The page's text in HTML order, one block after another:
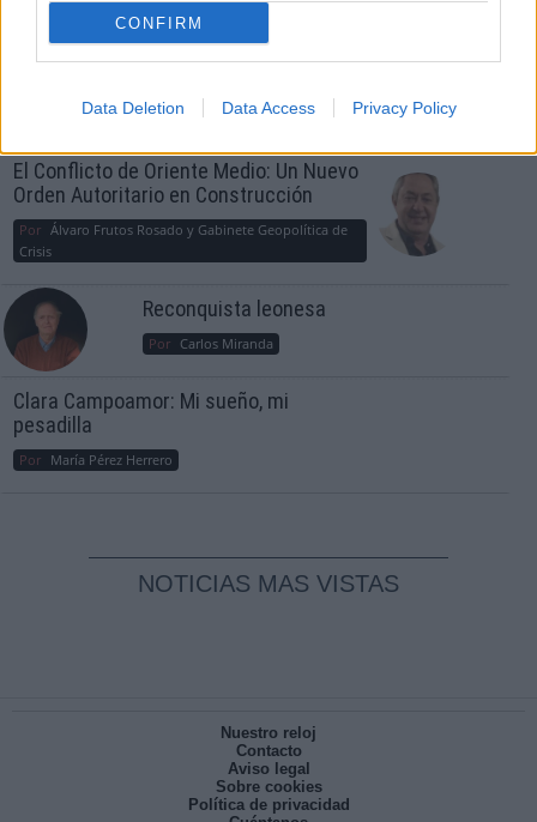
CONFIRM
Data Deletion Data Access Privacy Policy
María Comesaña
Por Juan Manuel Beltrán
El Conflicto de Oriente Medio: Un Nuevo
Orden Autoritario en Construcción
Por Álvaro Frutos Rosado y Gabinete Geopolítica de
Crisis
Reconquista leonesa
Por Carlos Miranda
Clara Campoamor: Mi sueño, mi
pesadilla
Por María Pérez Herrero
NOTICIAS MAS VISTAS
Nuestro reloj
Contacto
Aviso legal
Sobre cookies
Política de privacidad